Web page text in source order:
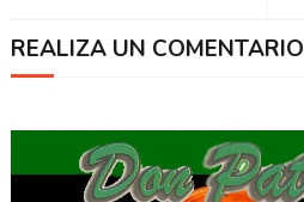
REALIZA UN COMENTARIO